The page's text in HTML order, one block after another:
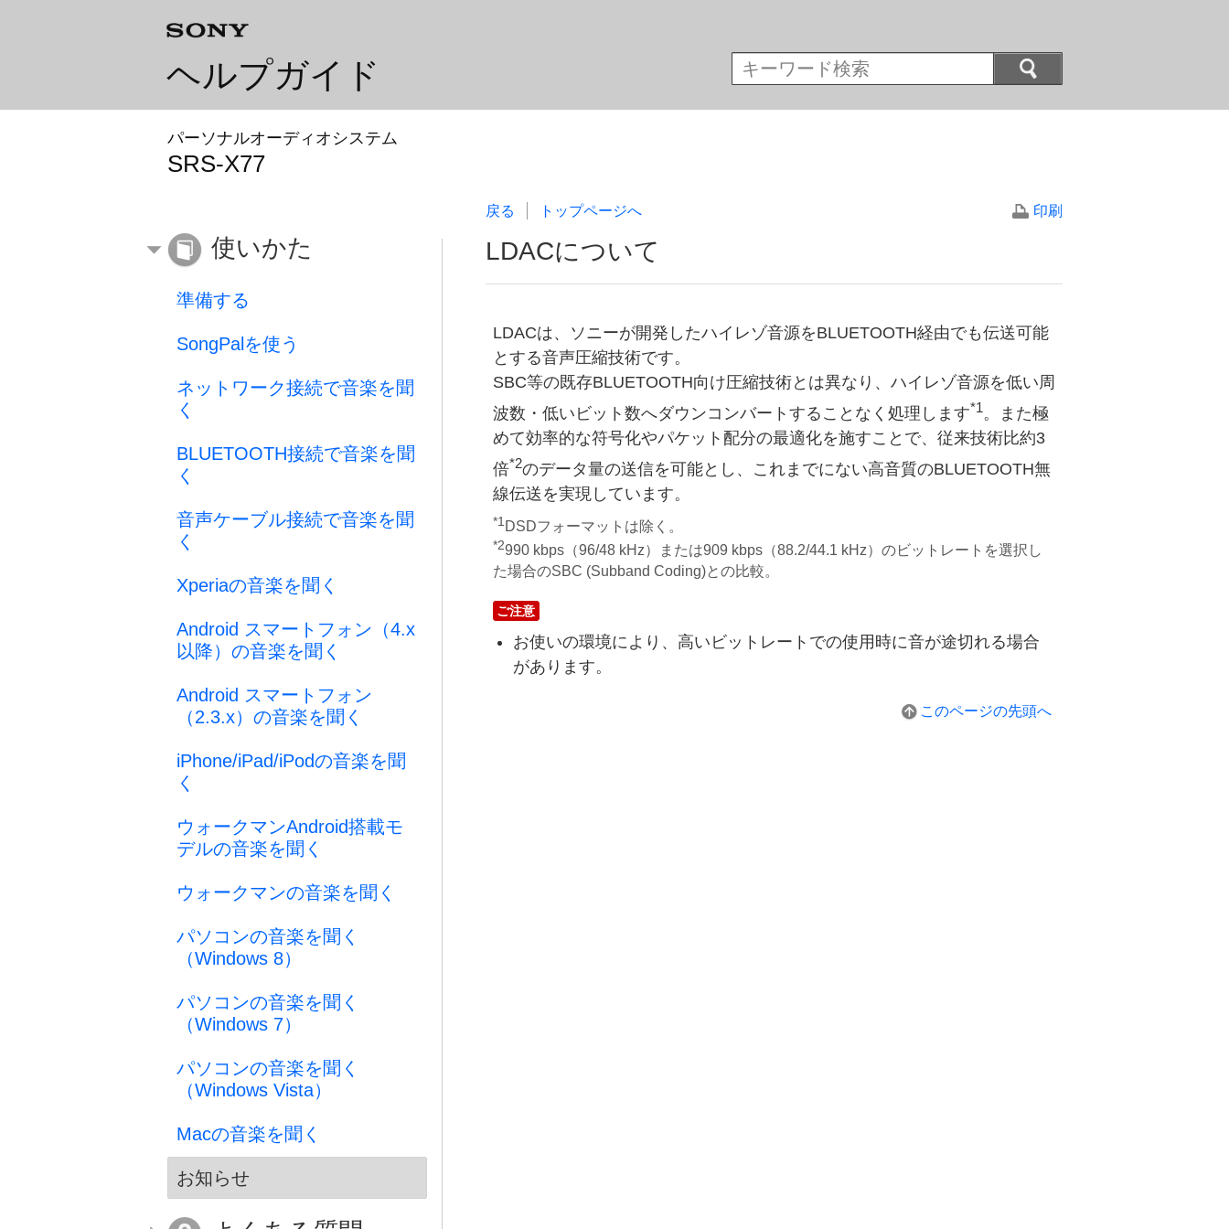
ヘルプガイド
パーソナルオーディオシステム
SRS-X77
戻る トップページへ 印刷
LDACについて
LDACは、ソニーが開発したハイレゾ音源をBLUETOOTH経由でも伝送可能
とする音声圧縮技術です。
SBC等の既存BLUETOOTH向け圧縮技術とは異なり、ハイレゾ音源を低い周
波数・低いビット数へダウンコンバートすることなく処理します*1。また極
めて効率的な符号化やパケット配分の最適化を施すことで、従来技術比約3
倍*2のデータ量の送信を可能とし、これまでにない高音質のBLUETOOTH無
線伝送を実現しています。
*1 DSDフォーマットは除く。
*2990 kbps（96/48 kHz）または909 kbps（88.2/44.1 kHz）のビットレートを選択し
た場合のSBC (Subband Coding)との比較。
ご注意
お使いの環境により、高いビットレートでの使用時に音が途切れる場合
があります。
このページの先頭へ
使いかた
準備する
SongPalを使う
ネットワーク接続で音楽を聞
く
BLUETOOTH接続で音楽を聞
く
音声ケーブル接続で音楽を聞
く
Xperiaの音楽を聞く
Android スマートフォン（4.x
以降）の音楽を聞く
Android スマートフォン
（2.3.x）の音楽を聞く
iPhone/iPad/iPodの音楽を聞
く
ウォークマンAndroid搭載モ
デルの音楽を聞く
ウォークマンの音楽を聞く
パソコンの音楽を聞く
（Windows 8）
パソコンの音楽を聞く
（Windows 7）
パソコンの音楽を聞く
（Windows Vista）
Macの音楽を聞く
お知らせ